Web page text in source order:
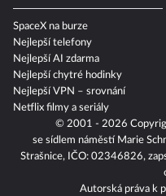
© 2001 - 2026
se sídlem náměstí Marie
Strašnice, IČO: 02346826,
Autorská práva k
SpaceX na burze
Nejlepší telefony
Nejlepší AI zdarma
Nejlepší chytré hodinky
Nejlepší VPN – srovnání
Netflix filmy a seriály